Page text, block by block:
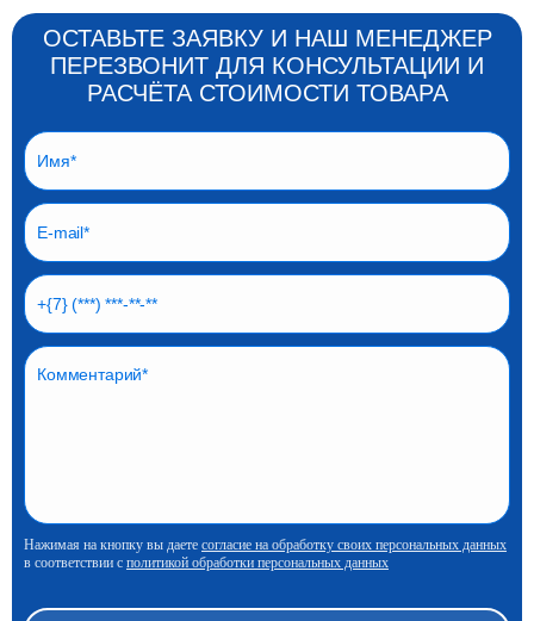
ОСТАВЬТЕ ЗАЯВКУ И НАШ МЕНЕДЖЕР
ПЕРЕЗВОНИТ ДЛЯ КОНСУЛЬТАЦИИ И
РАСЧЁТА СТОИМОСТИ ТОВАРА
Нажимая на кнопку вы даете согласие на обработку своих персональных данных
в соответствии с политикой обработки персональных данных